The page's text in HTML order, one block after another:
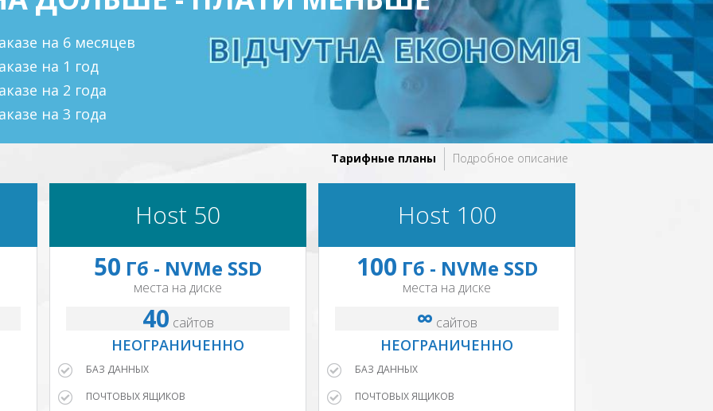
на 6 месяцев
на 1 год
на 2 года
на 3 года
Тарифные планы Подробное описание
Host 50
50 Гб - NVMe SSD
места на диске
40 сайтов
НЕОГРАНИЧЕННО
БАЗ ДАННЫХ
ПОЧТОВЫХ ЯЩИКОВ
Host 100
100 Гб - NVMe SSD
места на диске
∞ сайтов
НЕОГРАНИЧЕННО
БАЗ ДАННЫХ
ПОЧТОВЫХ ЯЩИКОВ